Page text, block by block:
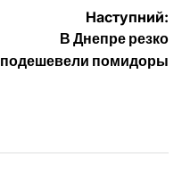
Наступний:
В Днепре резко
подешевели помидоры